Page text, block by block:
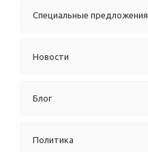
Специальные предложения
Новости
Блог
Политика